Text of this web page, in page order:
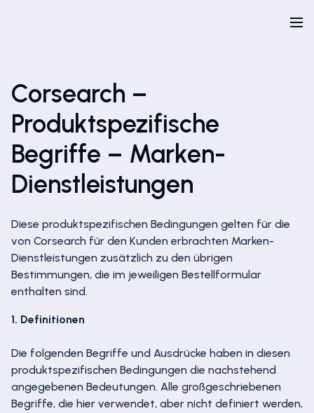
Corsearch –
Produktspezifische
Begriffe – Marken-
Dienstleistungen
Diese produktspezifischen Bedingungen gelten für die
von Corsearch für den Kunden erbrachten Marken-
Dienstleistungen zusätzlich zu den übrigen
Bestimmungen, die im jeweiligen Bestellformular
enthalten sind.
1. Definitionen
Die folgenden Begriffe und Ausdrücke haben in diesen
produktspezifischen Bedingungen die nachstehend
angegebenen Bedeutungen. Alle großgeschriebenen
Begriffe, die hier verwendet, aber nicht definiert werden,